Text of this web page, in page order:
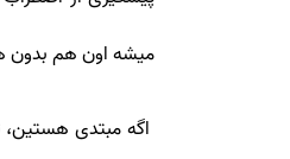
میشه اون هم بدون
اگه مبتدی هستین،